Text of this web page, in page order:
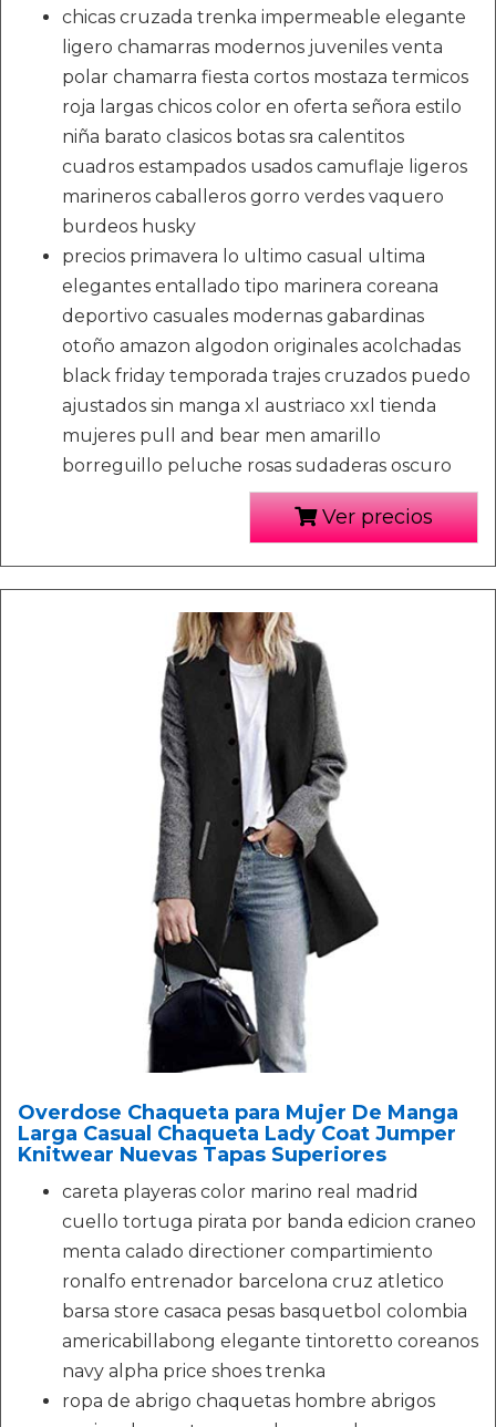
chicas cruzada trenka impermeable elegante
ligero chamarras modernos juveniles venta
polar chamarra fiesta cortos mostaza termicos
roja largas chicos color en oferta señora estilo
niña barato clasicos botas sra calentitos
cuadros estampados usados camuflaje ligeros
marineros caballeros gorro verdes vaquero
burdeos husky
precios primavera lo ultimo casual ultima
elegantes entallado tipo marinera coreana
deportivo casuales modernas gabardinas
otoño amazon algodon originales acolchadas
black friday temporada trajes cruzados puedo
ajustados sin manga xl austriaco xxl tienda
mujeres pull and bear men amarillo
borreguillo peluche rosas sudaderas oscuro
Ver precios
Overdose Chaqueta para Mujer De Manga
Larga Casual Chaqueta Lady Coat Jumper
Knitwear Nuevas Tapas Superiores
careta playeras color marino real madrid
cuello tortuga pirata por banda edicion craneo
menta calado directioner compartimiento
ronalfo entrenador barcelona cruz atletico
barsa store casaca pesas basquetbol colombia
americabillabong elegante tintoretto coreanos
navy alpha price shoes trenka
ropa de abrigo chaquetas hombre abrigos